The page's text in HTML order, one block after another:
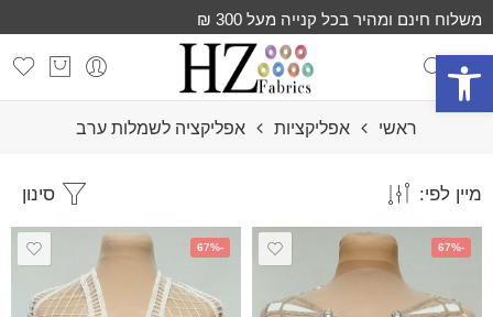
פתח סרגל נגישות
משלוח חינם ומהיר בכל קנייה מעל 300 ₪
ראשי אפליקציות אפליקציה לשמלות ערב
סינון מיין לפי:
-67%
-67%